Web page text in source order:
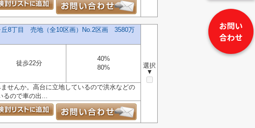
お問い
合わせ
丘8丁目 売地（全10区画）No.2区画 3580万
選択
▼
徒歩22分
40%
80%
せんか。高台に立地しているので洪水などの
るので車の出...